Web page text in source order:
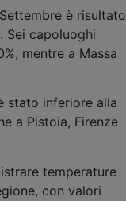
è risultato
Sei capoluoghi
mentre a Massa
stato inferiore alla
a Pistoia, Firenze
temperature
con valori